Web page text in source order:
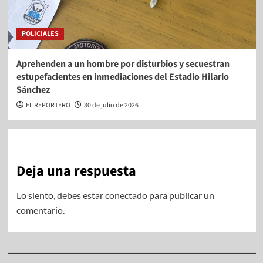
POLICIALES
Aprehenden a un hombre por disturbios y secuestran
estupefacientes en inmediaciones del Estadio Hilario
Sánchez
EL REPORTERO 30 de julio de 2026
Deja una respuesta
Lo siento, debes estarconectadopara publicar un
comentario.